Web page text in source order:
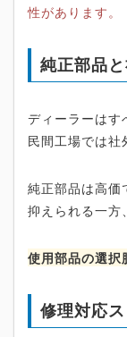
性があります。
純正部品
ディーラーはす
民間工場では社
純正部品は高価
抑えられる一方
使用部品の選択
修理対応